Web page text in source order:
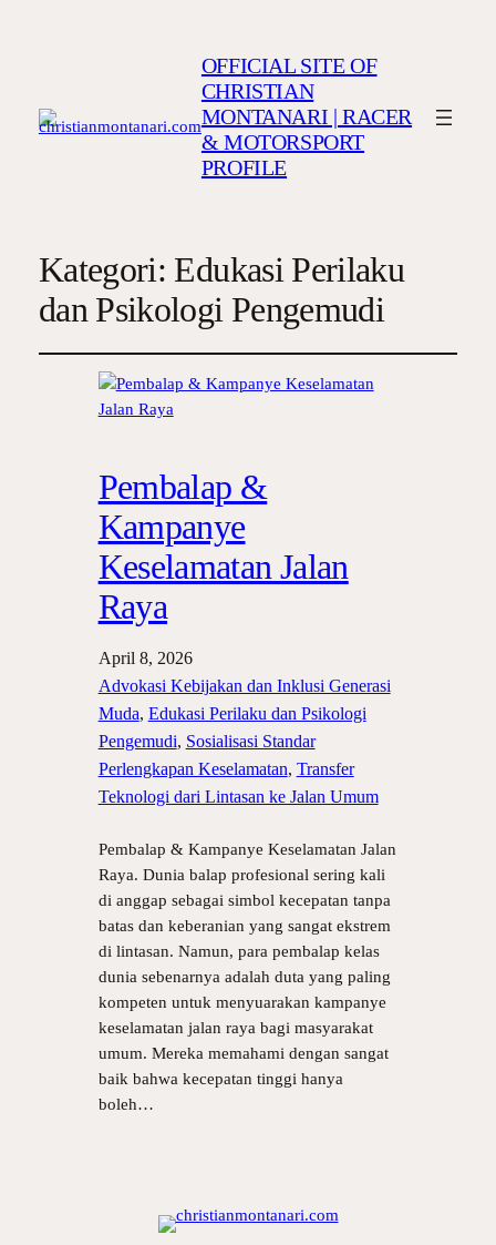
OFFICIAL SITE OF
CHRISTIAN
MONTANARI | RACER
& MOTORSPORT
PROFILE
Kategori: Edukasi Perilaku
dan Psikologi Pengemudi
Pembalap &
Kampanye
Keselamatan Jalan
Raya
April 8, 2026
Advokasi Kebijakan dan Inklusi Generasi
Muda, Edukasi Perilaku dan Psikologi
Pengemudi, Sosialisasi Standar
Perlengkapan Keselamatan, Transfer
Teknologi dari Lintasan ke Jalan Umum
Pembalap & Kampanye Keselamatan Jalan
Raya. Dunia balap profesional sering kali
di anggap sebagai simbol kecepatan tanpa
batas dan keberanian yang sangat ekstrem
di lintasan. Namun, para pembalap kelas
dunia sebenarnya adalah duta yang paling
kompeten untuk menyuarakan kampanye
keselamatan jalan raya bagi masyarakat
umum. Mereka memahami dengan sangat
baik bahwa kecepatan tinggi hanya
boleh…